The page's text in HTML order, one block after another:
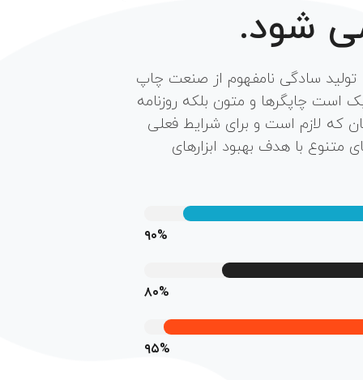
شود.
تولید سادگی نامفهوم از صنعت چاپ
است چاپگرها و متون بلکه روزنامه
که لازم است و برای شرایط فعلی
متنوع با هدف بهبود ابزارهای
۹۰%
۸۰%
۹۵%